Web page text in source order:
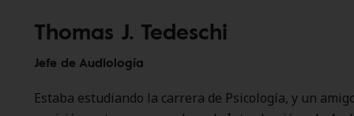
Thomas J. Tedeschi
Jefe de Audiología
Estaba estudiando la carrera de Psicología, y un